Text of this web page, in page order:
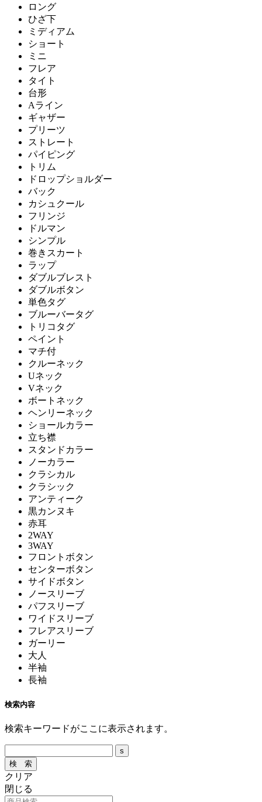
ロング
ひざ下
ミディアム
ショート
ミニ
フレア
タイト
台形
Aライン
ギャザー
プリーツ
ストレート
パイピング
トリム
ドロップショルダー
バック
カシュクール
フリンジ
ドルマン
シンプル
巻きスカート
ラップ
ダブルブレスト
ダブルボタン
単色タグ
ブルーバータグ
トリコタグ
ペイント
マチ付
クルーネック
Uネック
Vネック
ボートネック
ヘンリーネック
ショールカラー
立ち襟
スタンドカラー
ノーカラー
クラシカル
クラシック
アンティーク
黒カンヌキ
赤耳
2WAY
3WAY
フロントボタン
センターボタン
サイドボタン
ノースリーブ
パフスリーブ
ワイドスリーブ
フレアスリーブ
ガーリー
大人
半袖
長袖
検索内容
検索キーワードがここに表示されます。
クリア
閉じる